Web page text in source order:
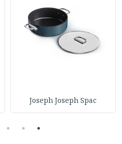
Joseph Joseph Spac
1
2
3